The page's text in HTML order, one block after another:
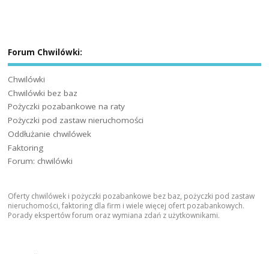
Forum Chwilówki:
Chwilówki
Chwilówki bez baz
Pożyczki pozabankowe na raty
Pożyczki pod zastaw nieruchomości
Oddłużanie chwilówek
Faktoring
Forum: chwilówki
Oferty chwilówek i pożyczki pozabankowe bez baz, pożyczki pod zastaw
nieruchomości, faktoring dla firm i wiele więcej ofert pozabankowych.
Porady ekspertów forum oraz wymiana zdań z użytkownikami.